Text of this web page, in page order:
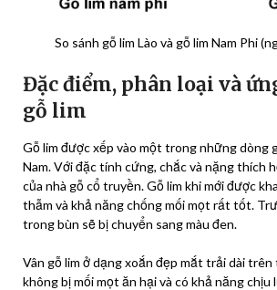
So sánh gỗ lim Lào và gỗ lim Nam Phi
Đặc điểm, phân loại và
gỗ lim
Gỗ lim được xếp vào một trong những dòng
Nam. Với đặc tính cứng, chắc và nặng thích
của nhà gỗ cổ truyền. Gỗ lim khi mới được
thẫm và khả năng chống mối mọt rất tốt.
trong bùn sẽ bị chuyển sang màu đen.
Vân gỗ lim ở dạng xoắn đẹp mắt trải dài trên
không bị mối mọt ăn hại và có khả năng